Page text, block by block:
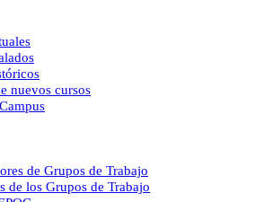
nuevos cursos
de Grupos de Trabajo
de los Grupos de Trabajo